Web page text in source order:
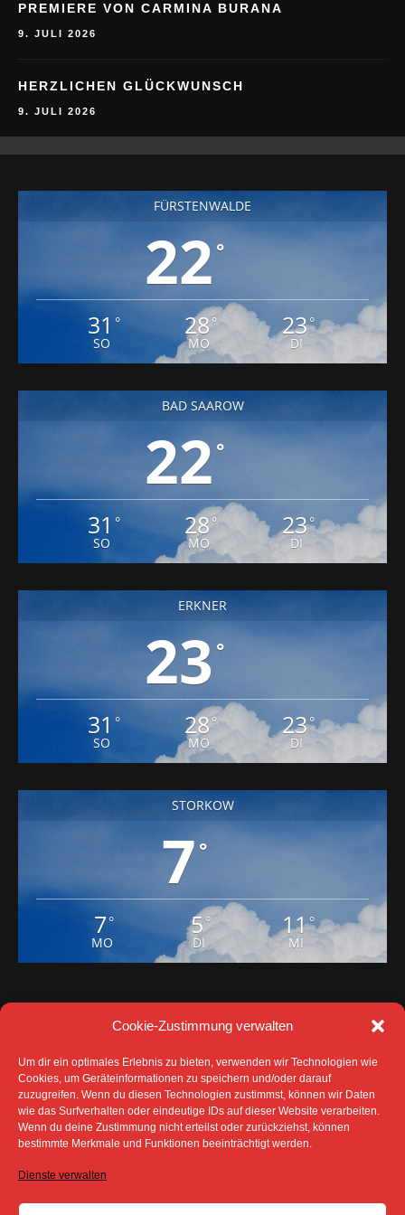
Cookie-Zustimmung verwalten
Um dir ein optimales Erlebnis zu bieten, verwenden wir Technologien wie
Cookies, um Geräteinformationen zu speichern und/oder darauf
zuzugreifen. Wenn du diesen Technologien zustimmst, können wir Daten
wie das Surfverhalten oder eindeutige IDs auf dieser Website verarbeiten.
Wenn du deine Zustimmung nicht erteilst oder zurückziehst, können
bestimmte Merkmale und Funktionen beeinträchtigt werden.
Dienste verwalten
PREMIERE VON CARMINA BURANA
9. JULI 2026
HERZLICHEN GLÜCKWUNSCH
9. JULI 2026
FÜRSTENWALDE
22 °
31 °
SO
28°
MO
23°
DI
BAD SAAROW
22 °
31 °
SO
28°
MO
23°
DI
ERKNER
23 °
31 °
SO
28°
MO
23°
DI
STORKOW
7°
7 °
MO
5°
DI
11°
MI
IMPRESSUM
VERÖFFENTLICHTEN INFORMATIONEN UNTERLIEGEN -